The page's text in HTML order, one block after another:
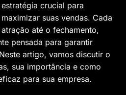
crucial para
suas vendas. Cada
até o fechamento,
pensada para garantir
artigo, vamos discutir o
sua importância e como
para sua empresa.